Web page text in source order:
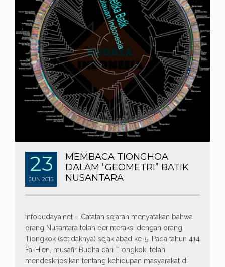
23
JUN 2015
MEMBACA TIONGHOA
DALAM “GEOMETRI” BATIK
NUSANTARA
infobudaya.net – Catatan sejarah menyatakan bahwa
orang Nusantara telah berinteraksi dengan orang
Tiongkok (setidaknya) sejak abad ke-5. Pada tahun 414
Fa-Hien, musafir Budha dari Tiongkok, telah
mendeskripsikan tentang kehidupan masyarakat di